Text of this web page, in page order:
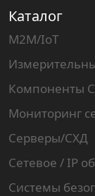
Каталог
M2M/IoT
Компоненты
Мониторинг
Серверы/СХД
Сетевое / IP
Системы